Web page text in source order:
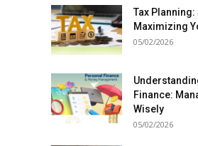
Tax
Maximizing
05/02/2026
Finance:
Wisely
05/02/2026